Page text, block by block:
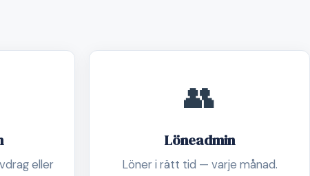
eller
👥
Löneadmin
Löner i rätt tid — varje månad.